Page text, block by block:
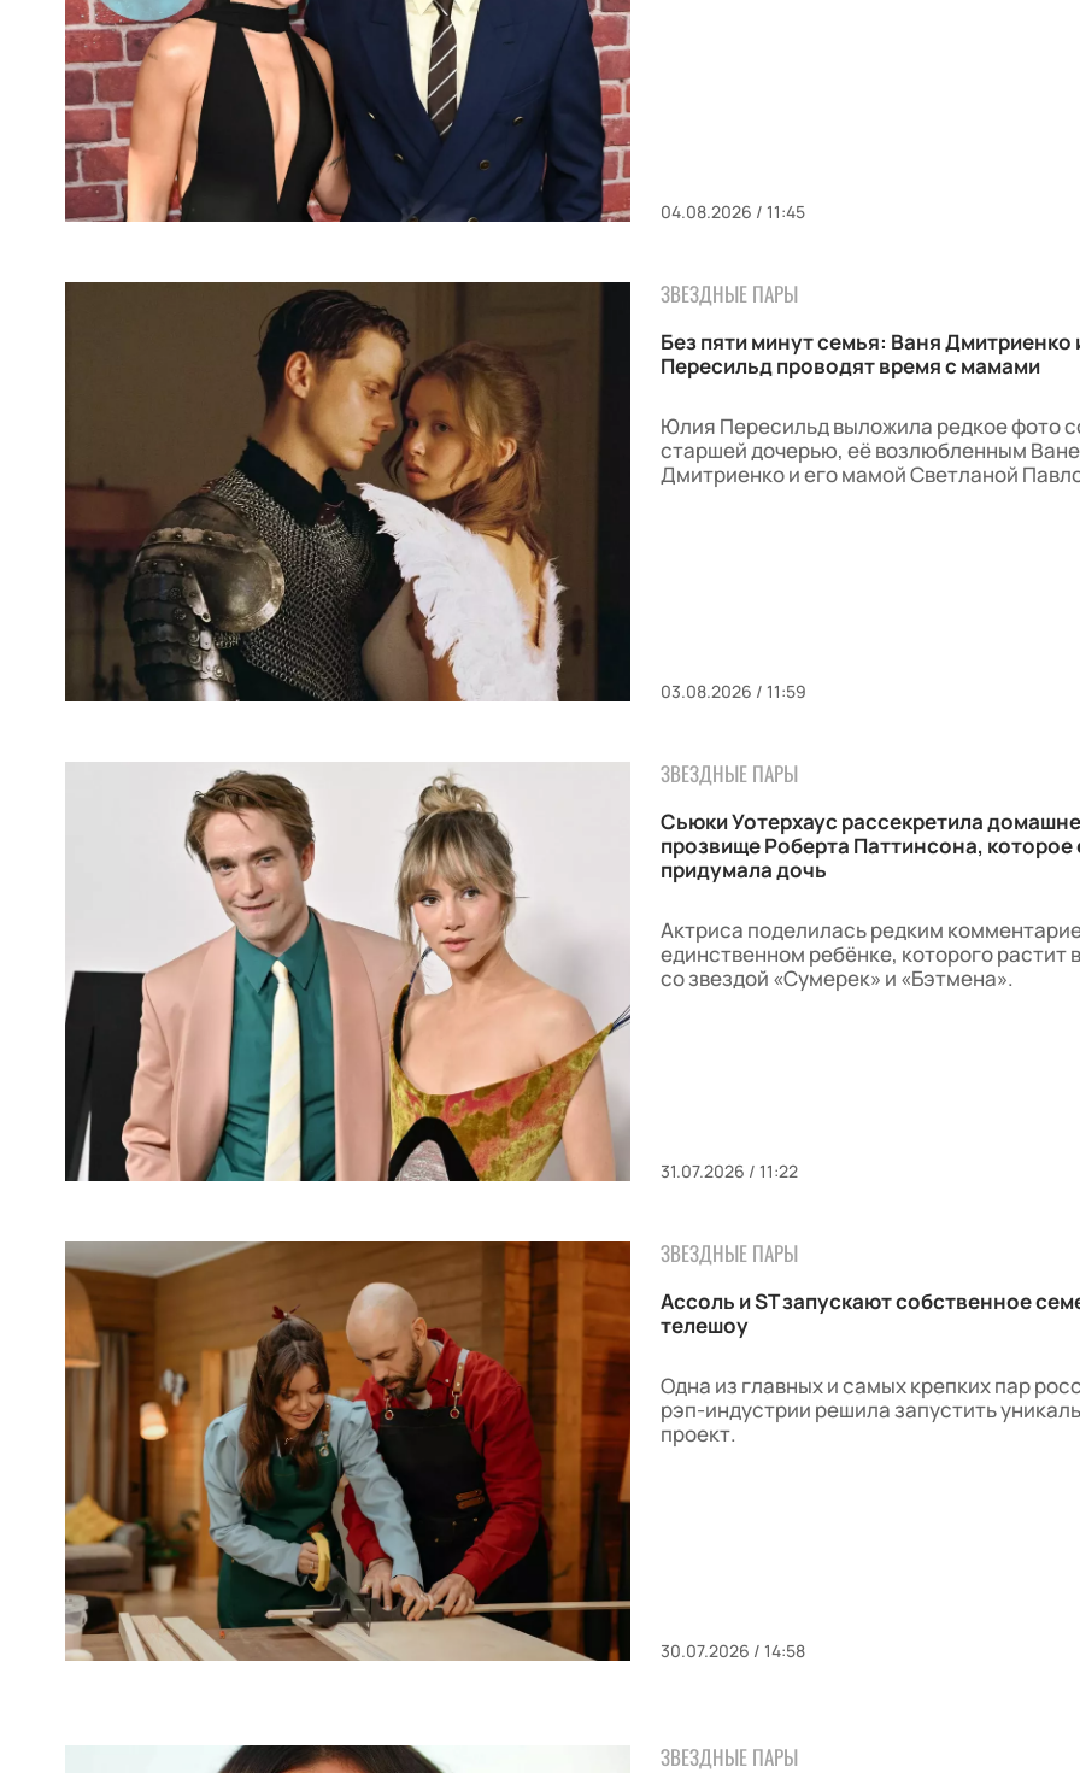
04.08.2026 / 11:45
ЗВЕЗДНЫЕ ПАРЫ
Без пяти минут семья: Ваня Дмитриенко
Пересильд проводят время с мамами
Юлия Пересильд выложила редкое фото
старшей дочерью, её возлюбленным
Дмитриенко и его мамой Светланой
03.08.2026 / 11:59
ЗВЕЗДНЫЕ ПАРЫ
Сьюки Уотерхаус рассекретила
прозвище Роберта Паттинсона, которое
придумала дочь
Актриса поделилась редким
единственном ребёнке, которого растит
со звездой «Сумерек» и «Бэтмена».
31.07.2026 / 11:22
ЗВЕЗДНЫЕ ПАРЫ
Ассоль и ST запускают собственное
телешоу
Одна из главных и самых крепких пар
рэп-индустрии решила запустить
проект.
30.07.2026 / 14:58
ЗВЕЗДНЫЕ ПАРЫ